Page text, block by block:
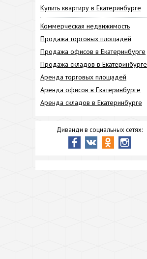
Купить квартиру в Екатеринбурге
Коммерческая недвижимость
Продажа торговых площадей
Продажа офисов в Екатеринбурге
Продажа складов в Екатеринбурге
Аренда торговых площадей
Аренда офисов в Екатеринбурге
Аренда складов в Екатеринбурге
Диванди в социальных сетях: